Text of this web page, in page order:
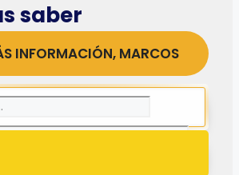
saber
INFORMACIÓN, MARCOS